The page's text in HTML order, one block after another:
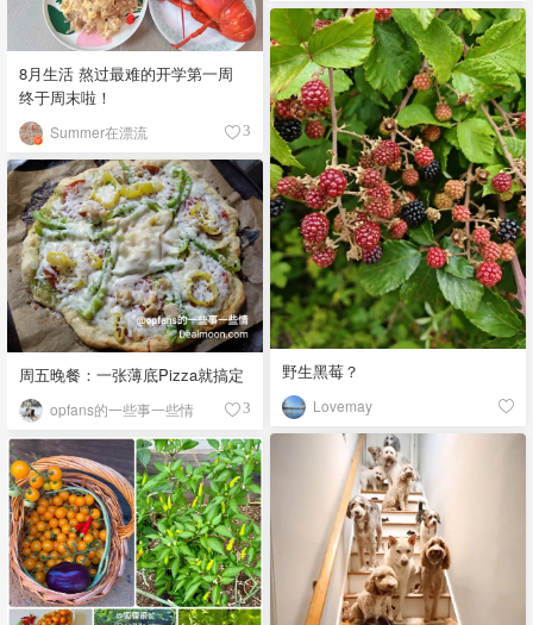
8月生活 熬过最难的开学第一周
终于周末啦！
Summer在漂流 3
野生黑莓？
Lovemay
周五晚餐：一张薄底Pizza就搞定
opfans的一些事一些情 3